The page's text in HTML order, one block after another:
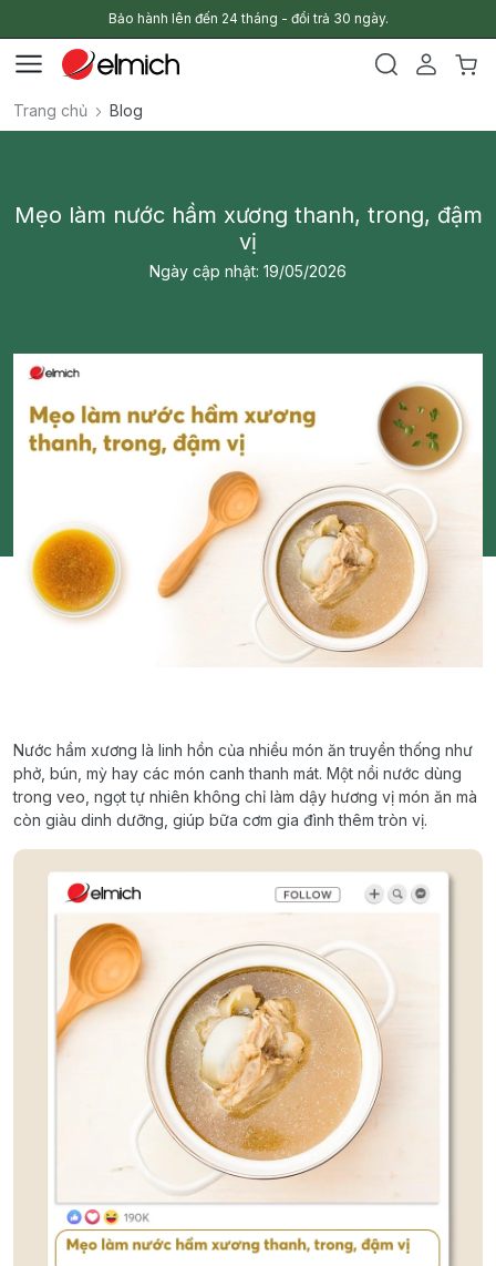
Bảo hành lên đến 24 tháng - đổi trả 30 ngày.
Trang chủ Blog
Mẹo làm nước hầm xương thanh, trong, đậm
vị
Ngày cập nhật: 19/05/2026
Nước hầm xương là linh hồn của nhiều món ăn truyền thống như
phở, bún, mỳ hay các món canh thanh mát. Một nồi nước dùng
trong veo, ngọt tự nhiên không chỉ làm dậy hương vị món ăn mà
còn giàu dinh dưỡng, giúp bữa cơm gia đình thêm tròn vị.